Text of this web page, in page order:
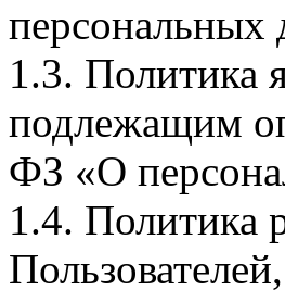
персональных
1.3. Политика
подлежащим
ФЗ «О
1.4. Политика